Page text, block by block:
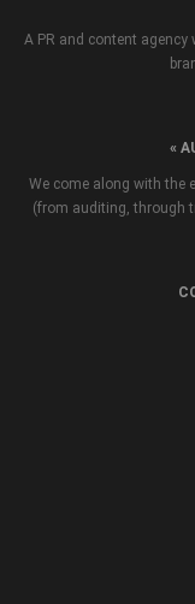
A PR and content
«
We come along with the
(from auditing, through